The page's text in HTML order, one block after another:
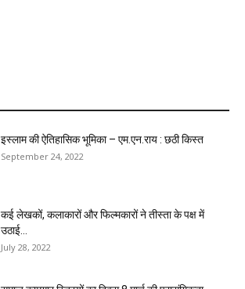
इस्लाम की ऐतिहासिक भूमिका – एम.एन.राय : छठी किस्त
September 24, 2022
कई लेखकों, कलाकारों और फिल्मकारों ने तीस्ता के पक्ष में
उठाई...
July 28, 2022